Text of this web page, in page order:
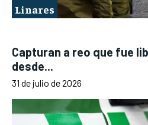
Linares
Capturan a reo que fue
desde...
31 de julio de 2026